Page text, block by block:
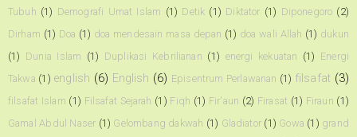
Tubuh (1) Demografi Umat Islam (1) Detik (1) Diktator (1) Diponegoro (2)
Dirham (1) Doa (1) doa mendesain masa depan (1) doa wali Allah (1) dukun
(1) Dunia Islam (1) Duplikasi Kebrilianan (1) energi kekuatan (1) Energi
Takwa (1) english (6) English (6) Episentrum Perlawanan (1) filsafat (3)
filsafat Islam (1) Filsafat Sejarah (1) Fiqh (1) Fir'aun (2) Firasat (1) Firaun (1)
Gamal Abdul Naser (1) Gelombang dakwah (1) Gladiator (1) Gowa (1) grand